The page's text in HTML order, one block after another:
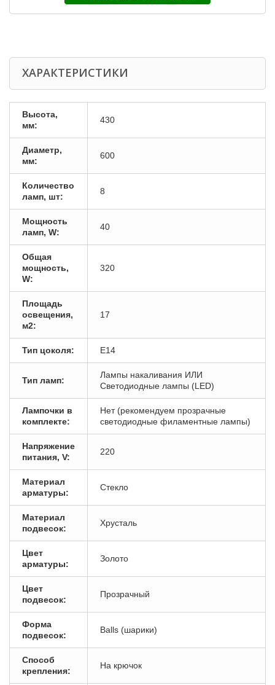
ХАРАКТЕРИСТИКИ
Высота,
мм:
430
Диаметр,
мм:
600
Количество
ламп, шт:
8
Мощность
ламп, W:
40
Общая
мощность,
W:
320
Площадь
освещения,
м2:
17
Тип цоколя: E14
Тип ламп:
Лампы накаливания ИЛИ
Светодиодные лампы (LED)
Лампочки в
комплекте:
Нет (рекомендуем прозрачные
светодиодные филаментные лампы)
Напряжение
питания, V:
220
Материал
арматуры:
Стекло
Материал
подвесок:
Хрусталь
Цвет
арматуры:
Золото
Цвет
подвесок:
Прозрачный
Форма
подвесок:
Balls (шарики)
Способ
крепления:
На крючок